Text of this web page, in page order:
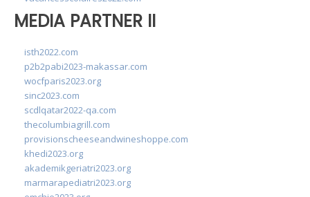
MEDIA PARTNER II
isth2022.com
p2b2pabi2023-makassar.com
wocfparis2023.org
sinc2023.com
scdlqatar2022-qa.com
thecolumbiagrill.com
provisionscheeseandwineshoppe.com
khedi2023.org
akademikgeriatri2023.org
marmarapediatri2023.org